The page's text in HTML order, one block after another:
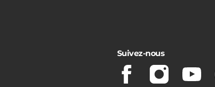
Suivez-nous
FacebookInstagram